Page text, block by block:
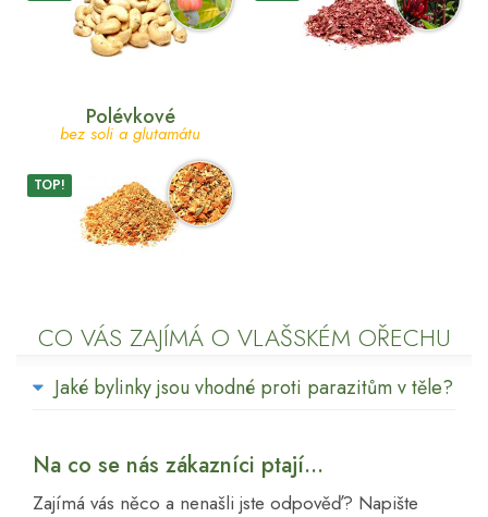
Polévkové
bez soli a glutamátu
TOP!
CO VÁS ZAJÍMÁ O VLAŠSKÉM OŘECHU
Jaké bylinky jsou vhodné proti parazitům v těle?
Na co se nás zákazníci ptají...
Zajímá vás něco a nenašli jste odpověď? Napište